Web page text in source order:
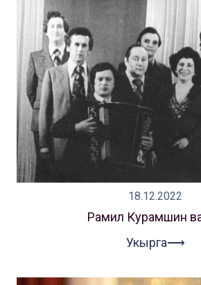
18.12.2022
Рамил Курамшин
Укырга⟶